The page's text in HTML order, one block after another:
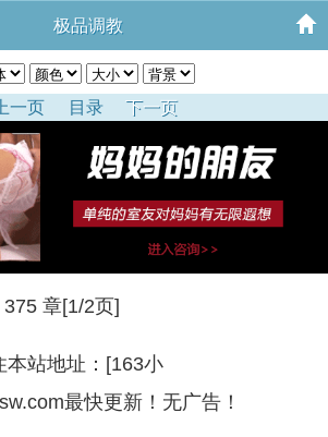
极品调教
上一页 目录 下一页
章[1/2页]
本站地址：[163小
最快更新！无广告！